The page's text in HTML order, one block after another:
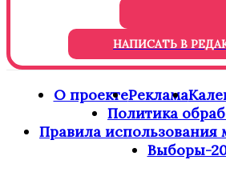
НАПИСАТЬ В
О проектеРеклама
Политика
Правила использования
Выборы-